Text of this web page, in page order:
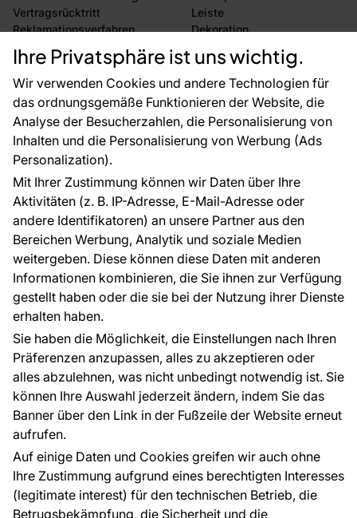
Ihre Privatsphäre ist uns wichtig.
Wir verwenden Cookies und andere Technologien für
das ordnungsgemäße Funktionieren der Website, die
Analyse der Besucherzahlen, die Personalisierung von
Inhalten und die Personalisierung von Werbung (Ads
Personalization).
Mit Ihrer Zustimmung können wir Daten über Ihre
Aktivitäten (z. B. IP-Adresse, E-Mail-Adresse oder
andere Identifikatoren) an unsere Partner aus den
Bereichen Werbung, Analytik und soziale Medien
weitergeben. Diese können diese Daten mit anderen
Informationen kombinieren, die Sie ihnen zur Verfügung
gestellt haben oder die sie bei der Nutzung ihrer Dienste
erhalten haben.
Sie haben die Möglichkeit, die Einstellungen nach Ihren
Präferenzen anzupassen, alles zu akzeptieren oder
alles abzulehnen, was nicht unbedingt notwendig ist. Sie
können Ihre Auswahl jederzeit ändern, indem Sie das
Banner über den Link in der Fußzeile der Website erneut
aufrufen.
Auf einige Daten und Cookies greifen wir auch ohne
Ihre Zustimmung aufgrund eines berechtigten Interesses
(legitimate interest) für den technischen Betrieb, die
Betrugsbekämpfung, die Sicherheit und die
Vertragsrücktritt
Reklamationsverfahren
Rücksendung von Waren
CE-Zertifizierung
Großhandel
Raumvisualisierung
Leiste
Dekoration
Selbstklebende Folien
Zubehör
Tapetenmuster
FÜR SIE
Blog
EU-Projekte
Ratschläge und Tipps
FAQ
ÜBER DAS UNTERNEHMEN
Kontakt
Haben Sie Fragen? Wir helfen Ihnen gerne weiter
und beraten Sie persönlich.
+49 781 95633072
service@tapeteneshop.de
Zahlungsarten:
Die Zahlungen werden geleistet von: